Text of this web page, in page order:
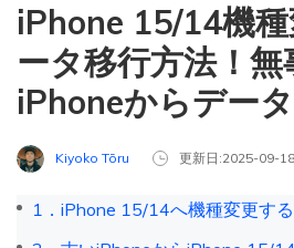
iPhone 15/14機
ータ移行方法！
iPhoneからデー
Kiyoko Tōru 更新日:2025-09-
1．iPhone 15/14へ機種変更す